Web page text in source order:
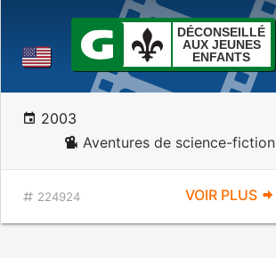
DÉCONSEILLÉ
AUX JEUNES
ENFANTS
2003
Aventures de science-fiction
224924 VOIR PLUS